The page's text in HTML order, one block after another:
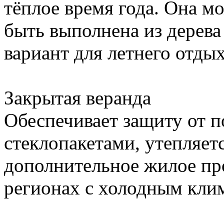
тёплое время года. Она
быть выполнена из
вариант для летнего
Закрытая веранда
Обеспечивает защиту от
стеклопакетами,
дополнительное жилое
регионах с холодным